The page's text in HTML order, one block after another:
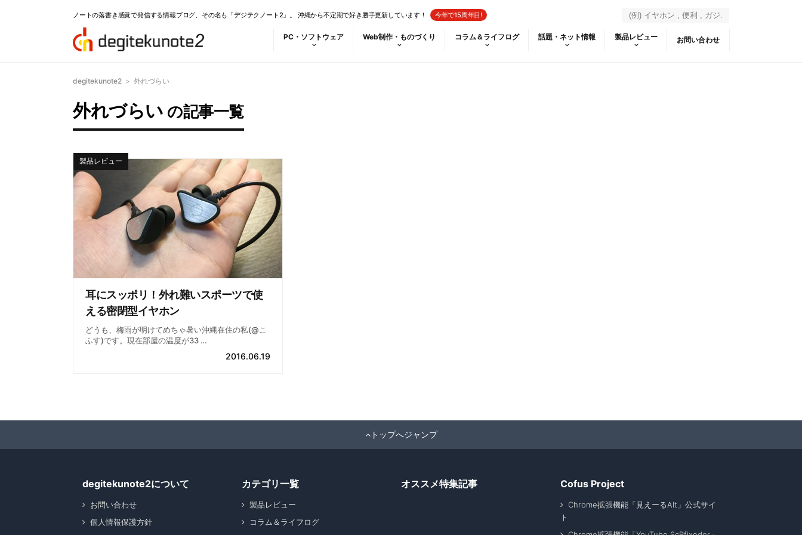
ノートの落書き感覚で発信する情報ブログ、その名も「デジテクノート2」。 沖縄から不定期で好き勝手更新しています！ 今年で15周年目!
PC・ソフトウェア Web制作・ものづくり コラム＆ライフログ 話題・ネット情報 製品レビュー お問い合わせ
degitekunote2 > 外れづらい
外れづらい の記事一覧
耳にスッポリ！外れ難いスポーツで使
える密閉型イヤホン
どうも、梅雨が明けてめちゃ暑い沖縄在住の私(@こ
ふす)です。現在部屋の温度が33 …
製品レビュー
2016.06.19
トップへジャンプ
degitekunote2について
お問い合わせ
個人情報保護方針
カテゴリ一覧
製品レビュー
コラム＆ライフログ
オススメ特集記事 Cofus Project
Chrome拡張機能「見えーるAlt」公式サイ
ト